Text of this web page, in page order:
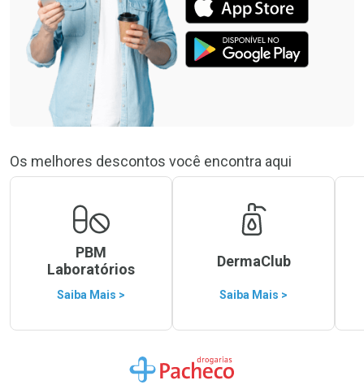
Os melhores descontos você encontra aqui
PBM
Laboratórios
Saiba Mais >
DermaClub
Saiba Mais >
Ir para a Home